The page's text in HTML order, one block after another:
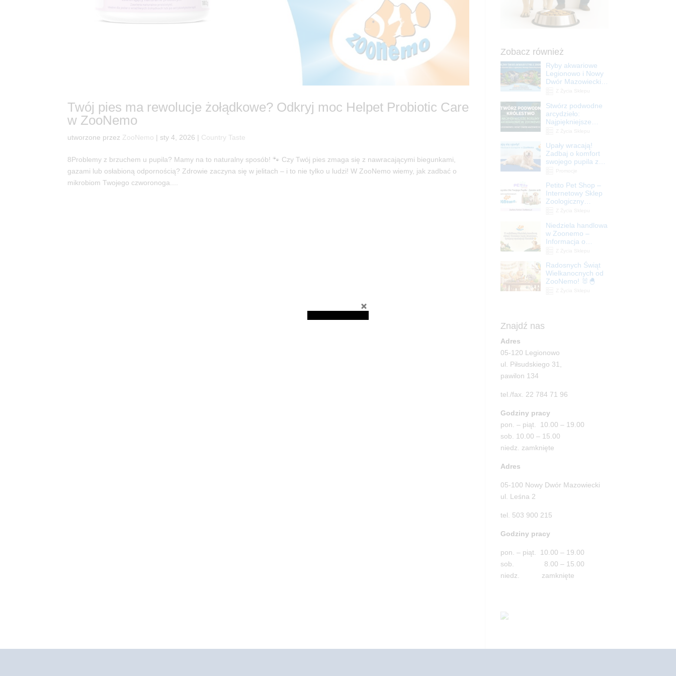
Twój pies ma rewolucje żołądkowe? Odkryj moc Helpet Probiotic Care
w ZooNemo
utworzone przez ZooNemo | sty 4, 2026 | Country Taste
8Problemy z brzuchem u pupila? Mamy na to naturalny sposób! 🐾 Czy Twój pies zmaga się z nawracającymi biegunkami,
gazami lub osłabioną odpornością? Zdrowie zaczyna się w jelitach – i to nie tylko u ludzi! W ZooNemo wiemy, jak zadbać o
mikrobiom Twojego czworonoga....
Zobacz również
Ryby akwariowe
Legionowo i Nowy
Dwór Mazowiecki –
Stwórz podwodne
arcydzieło:
Najpiękniejsze
Legionowo i Nowy
Dwór Mazowiecki
Upały wracają!
Zadbaj o komfort
swojego pupila z
ZooNemo
Petito Pet Shop –
Internetowy Sklep
Zoologiczny
| ZooNemo
Niedziela handlowa
w Zoonemo –
Informacja o
Radosnych Świąt
Wielkanocnych od
ZooNemo! 🐰🐣
Znajdź nas
Adres
05-120 Legionowo
ul. Piłsudskiego 31,
pawilon 134
tel./fax. 22 784 71 96
Godziny pracy
pon. – piąt. 10.00 – 19.00
sob. 10.00 – 15.00
niedz. zamknięte
Adres
05-100 Nowy Dwór Mazowiecki
ul. Leśna 2
tel. 503 900 215
Godziny pracy
pon. – piąt. 10.00 – 19.00
sob. 8.00 – 15.00
niedz. zamknięte